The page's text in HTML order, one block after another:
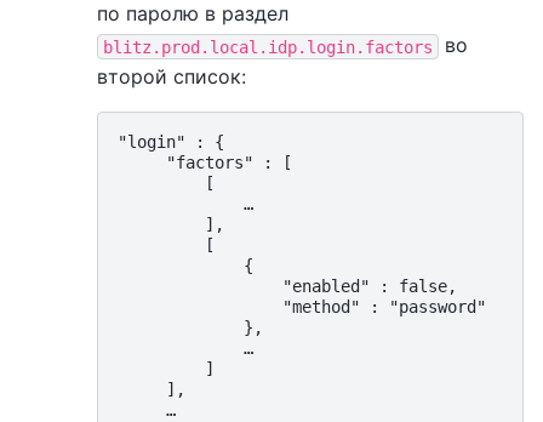
по паролю в раздел
blitz.prod.local.idp.login.factors
во
второй список:
"login" : {
     "factors" : [
         [
             …
         ],
         [
             {
                 "enabled" : false,
                 "method" : "password"
             },
             …
         ]
     ],
     …